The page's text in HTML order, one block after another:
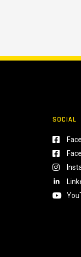
SOCIAL